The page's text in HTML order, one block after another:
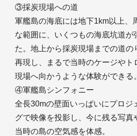
③採炭現場への道
軍艦島の海底には地下1km以上、
な範囲に、いくつもの海底坑道が
た。地上から採炭現場までの道の
再現し、まるで当時のケージやト
現場へ向かうような体験ができる。
④軍艦島シンフォニー
全長30mの壁面いっぱいにプロジ
グで映像を投影し、今に残る写真
当時の島の空気感を体感。